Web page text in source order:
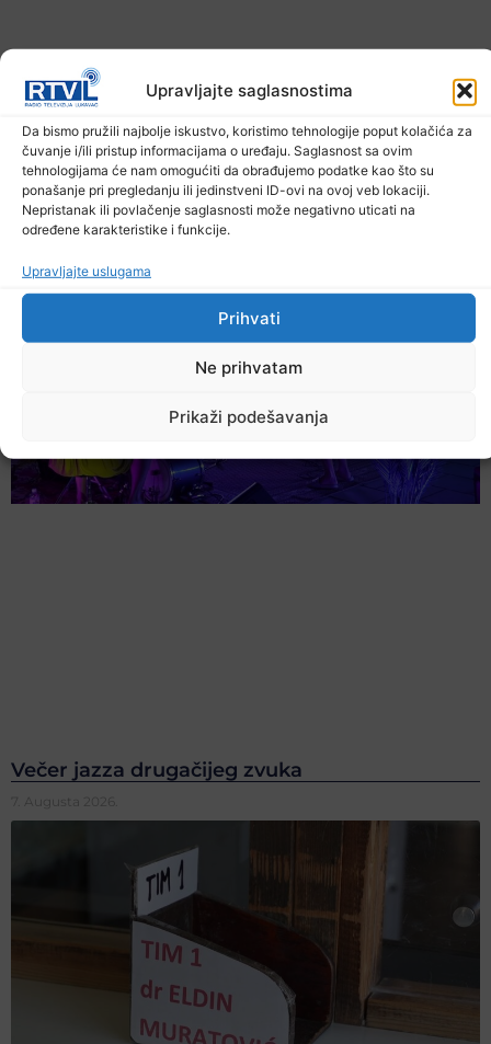
Upravljajte saglasnostima
Da bismo pružili najbolje iskustvo, koristimo tehnologije poput kolačića za
čuvanje i/ili pristup informacijama o uređaju. Saglasnost sa ovim
tehnologijama će nam omogućiti da obrađujemo podatke kao što su
ponašanje pri pregledanju ili jedinstveni ID-ovi na ovoj veb lokaciji.
Nepristanak ili povlačenje saglasnosti može negativno uticati na
određene karakteristike i funkcije.
Upravljajte uslugama
Prihvati
Ne prihvatam
Prikaži podešavanja
U TK povećan broj požara
7. Augusta 2026.
Večer jazza drugačijeg zvuka
7. Augusta 2026.